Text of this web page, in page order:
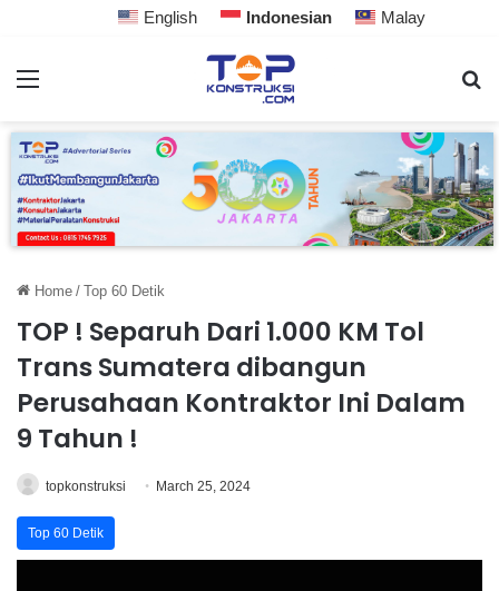
English Indonesian Malay
Home / Top 60 Detik
TOP ! Separuh Dari 1.000 KM Tol
Trans Sumatera dibangun
Perusahaan Kontraktor Ini Dalam
9 Tahun !
topkonstruksi March 25, 2024
Top 60 Detik